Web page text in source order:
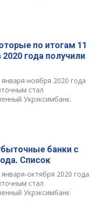
по итогам 11
года получили
ноября 2020 года
стал
Укрэксимбанк.
банки с
Cписок
октября 2020 года
стал
Укрэксимбанк